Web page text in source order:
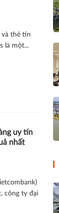
và thẻ tín
là một...
uy tín
nhất
công ty đại